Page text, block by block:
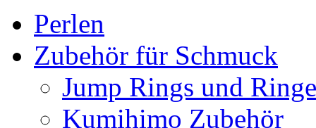
Perlen
Zubehör für Schmuck
Jump Rings und
Kumihimo Zubehör